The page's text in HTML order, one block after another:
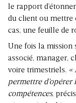
le rapport
du client ou mettre
cas, une feuille de
Une fois la mission
associé, manager,
voire trimestriels. «
permettre
compétences,